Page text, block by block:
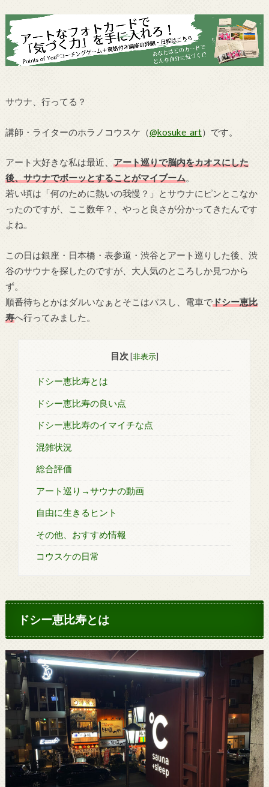
サウナ、行ってる？
講師・ライターのホラノコウスケ（@kosuke_art）です。
アート大好きな私は最近、 アート巡りで脳内をカオスにした
後、サウナでボーッとすることがマイブーム。
若い頃は「何のために熱いの我慢？」とサウナにピンとこなか
ったのですが、ここ数年？、やっと良さが分かってきたんです
よね。
この日は銀座・日本橋・表参道・渋谷とアート巡りした後、渋
谷のサウナを探したのですが、大人気のところしか見つから
ず。
順番待ちとかはダルいなぁとそこはパスし、電車でドシー恵比
寿へ行ってみました。
目次 [非表示]
ドシー恵比寿とは
ドシー恵比寿の良い点
ドシー恵比寿のイマイチな点
混雑状況
総合評価
アート巡り→サウナの動画
自由に生きるヒント
その他、おすすめ情報
コウスケの日常
ドシー恵比寿とは